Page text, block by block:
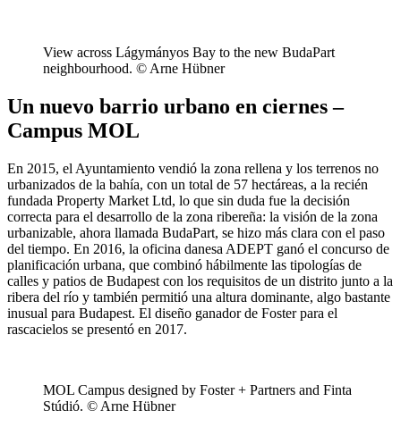
View across Lágymányos Bay to the new BudaPart
neighbourhood. © Arne Hübner
Un nuevo barrio urbano en ciernes –
Campus MOL
En 2015, el Ayuntamiento vendió la zona rellena y los terrenos no
urbanizados de la bahía, con un total de 57 hectáreas, a la recién
fundada Property Market Ltd, lo que sin duda fue la decisión
correcta para el desarrollo de la zona ribereña: la visión de la zona
urbanizable, ahora llamada BudaPart, se hizo más clara con el paso
del tiempo. En 2016, la oficina danesa ADEPT ganó el concurso de
planificación urbana, que combinó hábilmente las tipologías de
calles y patios de Budapest con los requisitos de un distrito junto a la
ribera del río y también permitió una altura dominante, algo bastante
inusual para Budapest. El diseño ganador de Foster para el
rascacielos se presentó en 2017.
MOL Campus designed by Foster + Partners and Finta
Stúdió. © Arne Hübner